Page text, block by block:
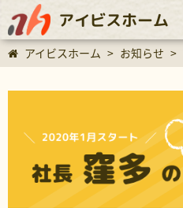
アイビスホーム
アイビスホーム > お知らせ >